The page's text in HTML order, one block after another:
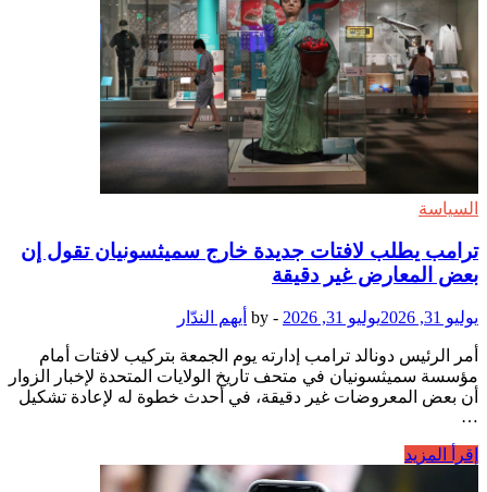
إلغاء
بعض
محاكمات
هيئة
المحلفين
السياسة
ترامب يطلب لافتات جديدة خارج سميثسونيان تقول إن
بعض المعارض غير دقيقة
يوليو 31, 2026 يوليو 31, 2026 -
by أيهم الندّار
أمر الرئيس دونالد ترامب إدارته يوم الجمعة بتركيب لافتات أمام
مؤسسة سميثسونيان في متحف تاريخ الولايات المتحدة لإخبار الزوار
أن بعض المعروضات غير دقيقة، في أحدث خطوة له لإعادة تشكيل
…
ترامب
إقرأ المزيد